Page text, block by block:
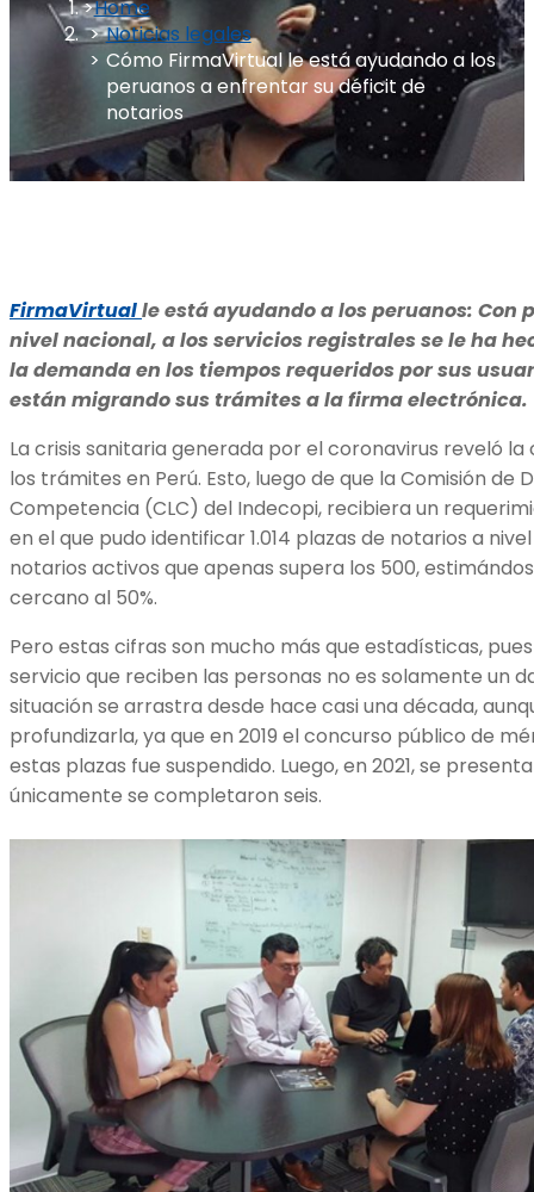
Home
Noticias legales
Cómo FirmaVirtual le está ayudando a los
peruanos a enfrentar su déficit de
notarios
FirmaVirtualle está ayudando a los peruanos: Con
nivel nacional, a los servicios registrales se le ha
la demanda en los tiempos requeridos por sus
están migrando sus trámites a la firma electrónica.
La crisis sanitaria generada por el coronavirus reveló
los trámites en Perú. Esto, luego de que la Comisión de
Competencia (CLC) del Indecopi, recibiera un
en el que pudo identificar 1.014 plazas de notarios a
notarios activos que apenas supera los 500,
cercano al 50%.
Pero estas cifras son mucho más que estadísticas,
servicio que reciben las personas no es solamente un
situación se arrastra desde hace casi una década,
profundizarla, ya que en 2019 el concurso público de
estas plazas fue suspendido. Luego, en 2021, se
únicamente se completaron seis.